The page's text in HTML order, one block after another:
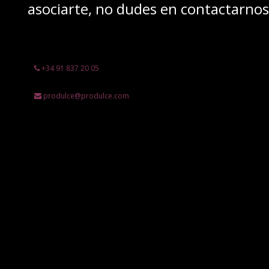
asociarte, no dudes en contactarnos
+34 91 837 20 05
produlce@produlce.com